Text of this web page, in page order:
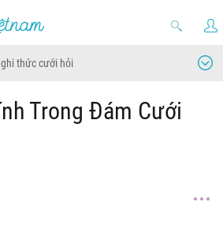
thức cưới hỏi
Trong Đám Cưới